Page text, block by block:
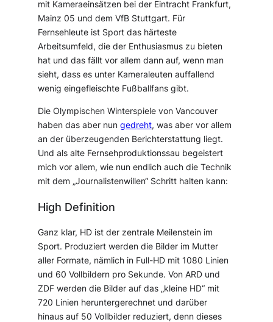
mit Kameraeinsätzen bei der Eintracht Frankfurt,
Mainz 05 und dem VfB Stuttgart. Für
Fernsehleute ist Sport das härteste
Arbeitsumfeld, die der Enthusiasmus zu bieten
hat und das fällt vor allem dann auf, wenn man
sieht, dass es unter Kameraleuten auffallend
wenig eingefleischte Fußballfans gibt.
Die Olympischen Winterspiele von Vancouver
haben das aber nungedreht, was aber vor allem
an der überzeugenden Berichterstattung liegt.
Und als alte Fernsehproduktionssau begeistert
mich vor allem, wie nun endlich auch die Technik
mit dem „Journalistenwillen“ Schritt halten kann:
High Definition
Ganz klar, HD ist der zentrale Meilenstein im
Sport. Produziert werden die Bilder im Mutter
aller Formate, nämlich in Full-HD mit 1080 Linien
und 60 Vollbildern pro Sekunde. Von ARD und
ZDF werden die Bilder auf das „kleine HD“ mit
720 Linien heruntergerechnet und darüber
hinaus auf 50 Vollbilder reduziert, denn dieses